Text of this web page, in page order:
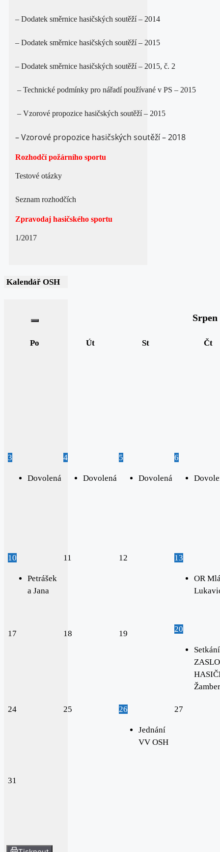
– Dodatek směrnice hasičských soutěží – 2014
– Dodatek směrnice hasičských soutěží – 2015
– Dodatek směrnice hasičských soutěží – 2015, č. 2
– Technické podmínky pro nářadí používané v PS – 2015
– Vzorové propozice hasičských soutěží – 2015
– Vzorové propozice hasičských soutěží – 2018
Rozhodčí požárního sportu
Testové otázky
Seznam rozhodčích
Zpravodaj hasičského sportu
1/2017
Kalendář OSH
Srpen
Po Út St Čt
3
Dovolená
4
Dovolená
5
Dovolená
6
10
Petrášek
a Jana
11 12 13
OR
17 18 19 20
Setkání
24 25 26
Jednání
VV OSH
27
31